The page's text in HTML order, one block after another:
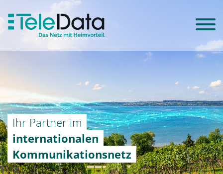
Ihr Partner im
internationalen
Kommunikationsnetz